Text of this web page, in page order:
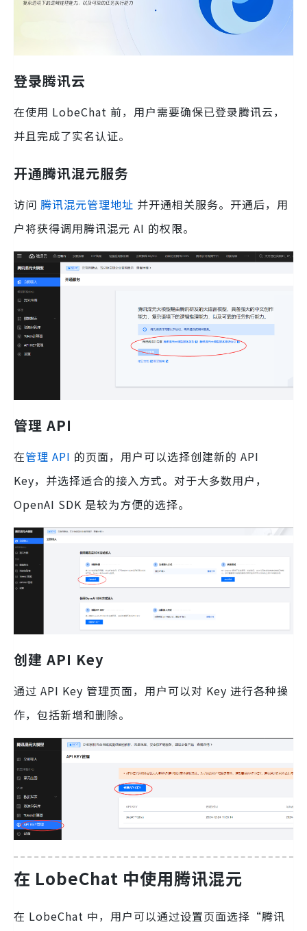
登录腾讯云
在使用 LobeChat 前，用户需要确保已登录腾讯云，
并且完成了实名认证。
开通腾讯混元服务
访问 腾讯混元管理地址 并开通相关服务。开通后，用
户将获得调用腾讯混元 AI 的权限。
管理 API
在管理 API 的页面，用户可以选择创建新的 API
Key，并选择适合的接入方式。对于大多数用户，
OpenAI SDK 是较为方便的选择。
创建 API Key
通过 API Key 管理页面，用户可以对 Key 进行各种操
作，包括新增和删除。
在 LobeChat 中使用腾讯混元
在 LobeChat 中，用户可以通过设置页面选择“腾讯